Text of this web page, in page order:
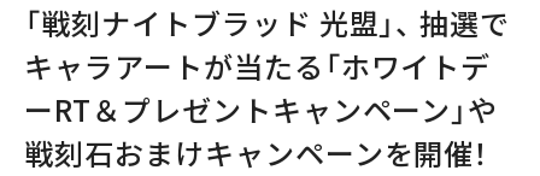
「戦刻ナイトブラッド 光盟」、 抽選で
キャラアートが当たる「ホワイトデ
ーRT＆プレゼントキャンペーン」や
戦刻石おまけキャンペーンを開催！